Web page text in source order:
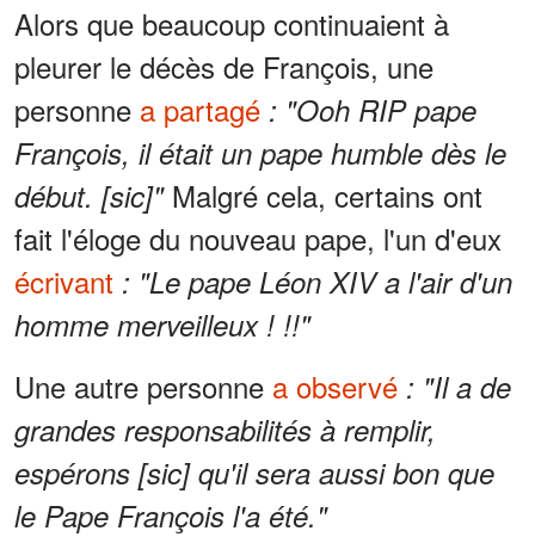
Alors que beaucoup continuaient à
pleurer le décès de François, une
personne a partagé : "Ooh RIP pape
François, il était un pape humble dès le
début. [sic]"Malgré cela, certains ont
fait l'éloge du nouveau pape, l'un d'eux
écrivant : "Le pape Léon XIV a l'air d'un
homme merveilleux ! !!"
Une autre personne a observé : "Il a de
grandes responsabilités à remplir,
espérons [sic] qu'il sera aussi bon que
le Pape François l'a été."